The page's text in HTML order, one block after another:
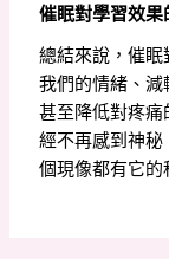
催眠對學習效果
總結來說，催
我們的情緒、減
甚至降低對疼
經不再感到神
個現像都有它的